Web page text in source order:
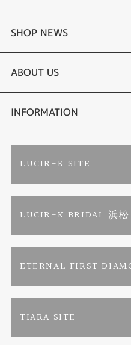
婚約指輪 結婚指輪
ラボグロウンダイヤモンド婚約
手作り結婚指輪
手作りペアリング
カラー発色ジュエリー
パーマネントジュエリー
SHOP NEWS
商品一覧
ブランドリスト
リフォーム
ABOUT US
店舗情報・会社概要
お問い合わせ
INFORMATION
LUCIR-K SITE
LUCIR-K BRIDAL 浜松
ETERNAL FIRST
TIARA SITE